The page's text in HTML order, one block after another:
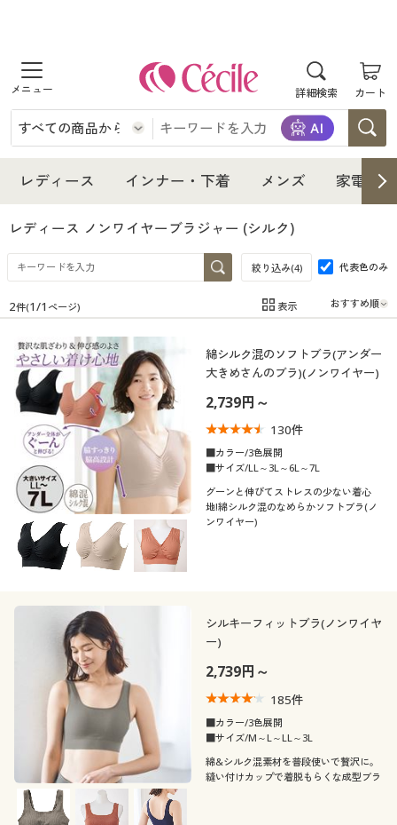
詳細検索 カート
商品を探す
レディース
レディースファッション
女性下着
インナー・下着
インナー・下着通販すべて
女性下着
メンズ下着
ジュニア・ティーンズ下着
メンズ
メンズ通販すべて
メンズファッション
メンズ下着
家電・雑貨
家電・雑貨すべて
家電
キッチン・雑貨・日用品
寝具・インテリア・家具
寝具・インテリア・家具通販すべて
家具・収納
寝具・ベッド
カーテン・ラグ・ファブリック
美容・健康
美容・健康通販すべて
美容・健康・サプリメント
制服・スクール
制服・スクールすべて
制服・学生服
ジュニア・ティーンズ下着
大きいサイズ
大きいサイズ通販すべて
大きいサイズ レディース服
大きいサイズ レディース下着
大きいサイズ メンズ
大きいサイズ 事務・制服
バーゲン
バーゲンセール
シークレットセール
詳細検索
商品カテゴリ一覧
カタログ
カタログ・チラシからのご注文
デジタルカタログ
カタログ無料プレゼント
レディース インナー・下着 メンズ 家電・
レディース ノンワイヤーブラジャー (シルク)
絞り込み(4) 代表色のみ
在庫 在庫のある商品のみ表示
カテゴリ
口コミ
(4〜4.9)
レディースサ
イズ
M L
ブラカップサ
A
G
カラー
こだわり条件
で絞り込む
素材
2件(1/1 ページ) 表示
綿シルク混のソフトブラ(アンダー
大きめさんのブラ)(ノンワイヤー)
2,739円～
130件
■カラー/3色展開
■サイズ/LL～3L～6L～7L
グーンと伸びてストレスの少ない着心
地!綿シルク混のなめらかソフトブラ(ノ
ンワイヤー)
シルキーフィットブラ(ノンワイヤ
ー)
2,739円～
185件
■カラー/3色展開
■サイズ/M～L～LL～3L
綿&シルク混素材を普段使いで贅沢に。
縫い付けカップで着脱もらくな成型ブラ